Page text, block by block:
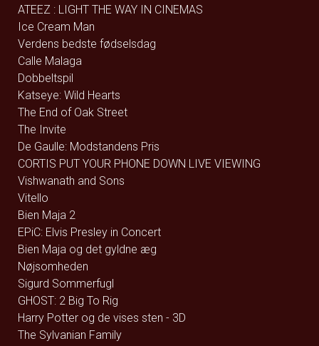
ATEEZ : LIGHT THE WAY IN CINEMAS
Ice Cream Man
Verdens bedste fødselsdag
Calle Malaga
Dobbeltspil
Katseye: Wild Hearts
The End of Oak Street
The Invite
De Gaulle: Modstandens Pris
CORTIS PUT YOUR PHONE DOWN LIVE VIEWING
Vishwanath and Sons
Vitello
Bien Maja 2
EPiC: Elvis Presley in Concert
Bien Maja og det gyldne æg
Nøjsomheden
Sigurd Sommerfugl
GHOST: 2 Big To Rig
Harry Potter og de vises sten - 3D
The Sylvanian Family